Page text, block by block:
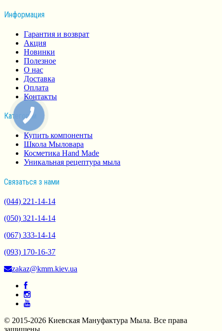
Информация
Гарантия и возврат
Акция
Новинки
Полезное
О нас
Доставка
Оплата
Контакты
Категории
Купить компоненты
Школа Мыловара
Косметика Hand Made
Уникальная рецептура мыла
Связаться з нами
(044) 221-14-14
(050) 321-14-14
(067) 333-14-14
(093) 170-16-37
zakaz@kmm.kiev.ua
© 2015-2026 Киевская Мануфактура Мыла. Все права
защищены.